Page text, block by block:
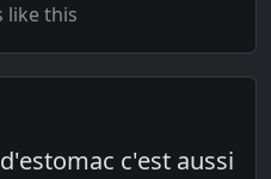
like this
c'est aussi